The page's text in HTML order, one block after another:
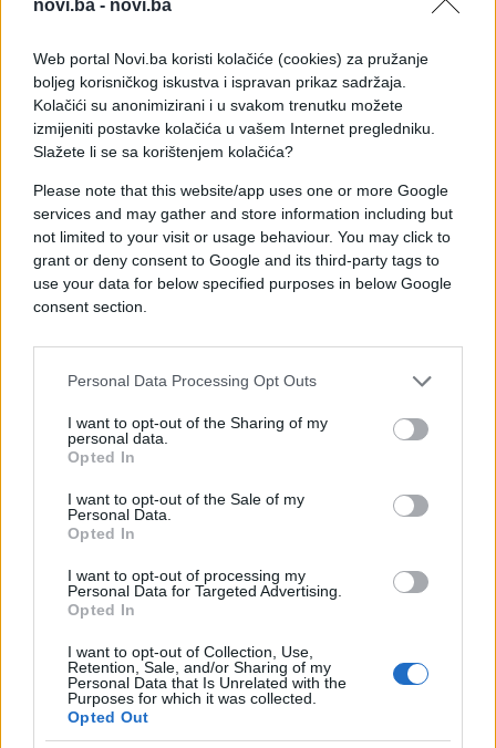
novi.ba - novi.ba
Web portal Novi.ba koristi kolačiće (cookies) za pružanje
boljeg korisničkog iskustva i ispravan prikaz sadržaja.
Kolačići su anonimizirani i u svakom trenutku možete
izmijeniti postavke kolačića u vašem Internet pregledniku.
Slažete li se sa korištenjem kolačića?
Please note that this website/app uses one or more Google
services and may gather and store information including but
not limited to your visit or usage behaviour. You may click to
grant or deny consent to Google and its third-party tags to
use your data for below specified purposes in below Google
consent section.
Personal Data Processing Opt Outs
I want to opt-out of the Sharing of my
personal data.
Opted In
I want to opt-out of the Sale of my
Personal Data.
Opted In
I want to opt-out of processing my
Personal Data for Targeted Advertising.
Opted In
I want to opt-out of Collection, Use,
Retention, Sale, and/or Sharing of my
Personal Data that Is Unrelated with the
Purposes for which it was collected.
Opted Out
12.02.15. 20:42
Oslobođeni novinari Al Jazeere!
Saznaj više
SVIJET
12.02.15. 20:01
Predsjednik Bjelorusije izmakao stolicu Putinu
Saznaj više